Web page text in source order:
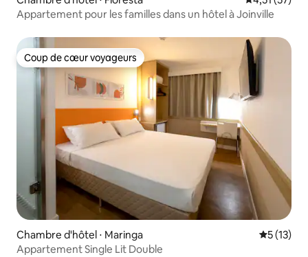
Appartement pour les familles dans un hôtel à Joinville
Coup de cœur voyageurs
Coup de cœur voyageurs
Chambre d'hôtel ⋅ Maringa
5 (13)
Appartement Single Lit Double